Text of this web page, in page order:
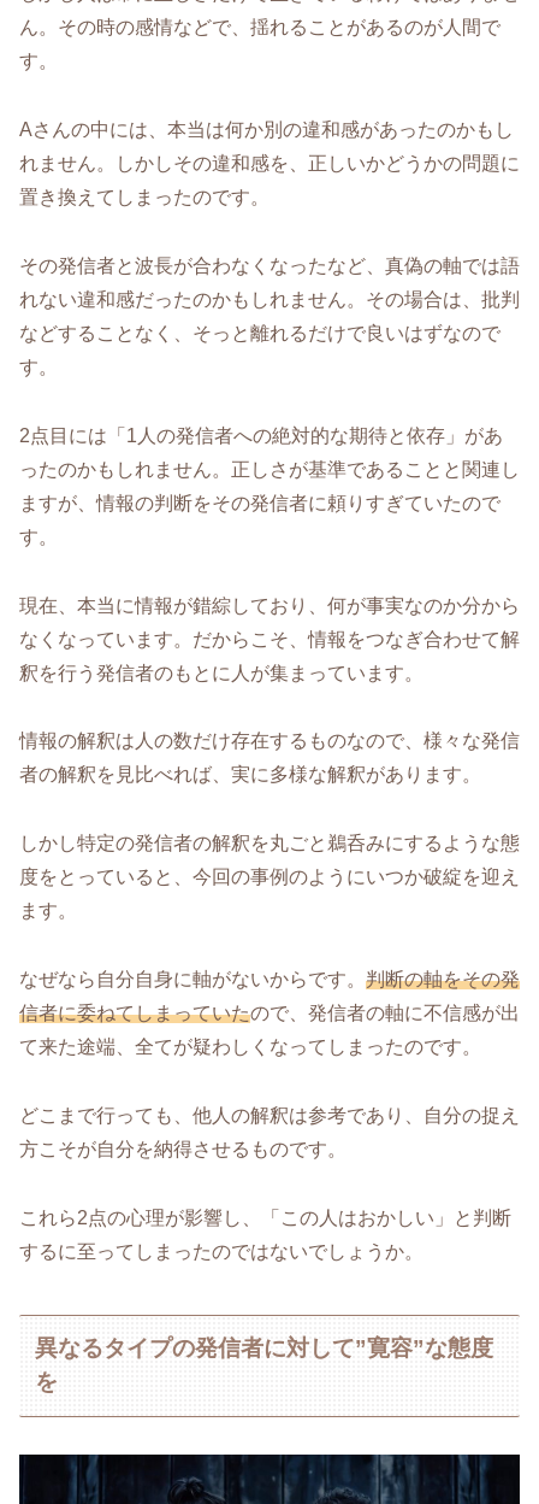
ん。その時の感情などで、揺れることがあるのが人間で
す。
Aさんの中には、本当は何か別の違和感があったのかもし
れません。しかしその違和感を、正しいかどうかの問題に
置き換えてしまったのです。
その発信者と波長が合わなくなったなど、真偽の軸では語
れない違和感だったのかもしれません。その場合は、批判
などすることなく、そっと離れるだけで良いはずなので
す。
2点目には「1人の発信者への絶対的な期待と依存」があ
ったのかもしれません。正しさが基準であることと関連し
ますが、情報の判断をその発信者に頼りすぎていたので
す。
現在、本当に情報が錯綜しており、何が事実なのか分から
なくなっています。だからこそ、情報をつなぎ合わせて解
釈を行う発信者のもとに人が集まっています。
情報の解釈は人の数だけ存在するものなので、様々な発信
者の解釈を見比べれば、実に多様な解釈があります。
しかし特定の発信者の解釈を丸ごと鵜呑みにするような態
度をとっていると、今回の事例のようにいつか破綻を迎え
ます。
なぜなら自分自身に軸がないからです。 判断の軸をその発
信者に委ねてしまっていたので、発信者の軸に不信感が出
て来た途端、全てが疑わしくなってしまったのです。
どこまで行っても、他人の解釈は参考であり、自分の捉え
方こそが自分を納得させるものです。
これら2点の心理が影響し、「この人はおかしい」と判断
するに至ってしまったのではないでしょうか。
異なるタイプの発信者に対して”寛容”な態度
を